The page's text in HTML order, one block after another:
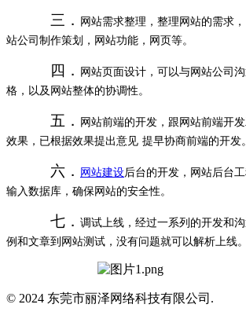
三．
网站需求整理，整理网站的需求
站公司制作策划，网站功能，网页等。
四．
网站页面设计，可以与网站公司
格，以及网站整体的协调性。
五．
网站前端的开发，跟网站前端开
效果，已根据效果提出意见 提早协商前端的开发。
六． 网站建设后台的开发，网站后台
输入数据库，确保网站的安全性。
七． 调试上线，经过一系列的开发和
例和文章到网站测试，没有问题就可以解析上线。
© 2024 东莞市丽泽网络科技有限公司.